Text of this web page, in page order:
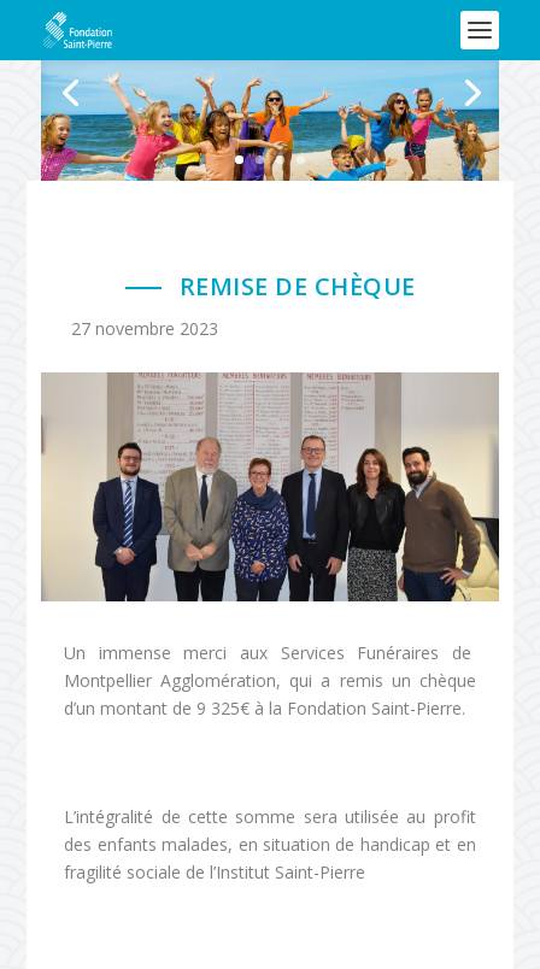
REMISE DE CHÈQUE
27 novembre 2023
Un immense merci aux Services Funéraires de
Montpellier Agglomération, qui a remis un chèque
d’un montant de 9 325€ à la Fondation Saint-Pierre.
L’intégralité de cette somme sera utilisée au profit
des enfants malades, en situation de handicap et en
fragilité sociale de l’Institut Saint-Pierre